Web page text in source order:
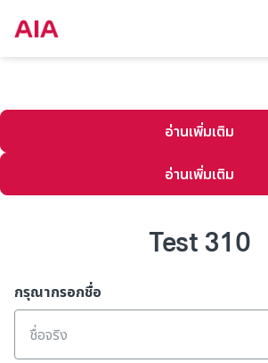
Living to 100
อ่านเพิ่มเติม​
อ่านเพิ่มเติม​
Test 310
กรุณากรอกชื่อ